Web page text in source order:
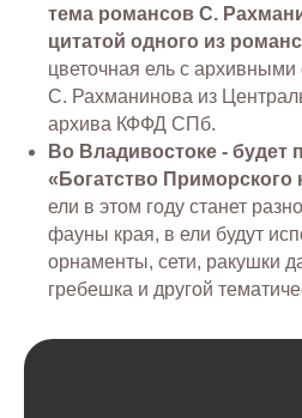
тема романсов С.
цитатой одного из
цветочная ель с
С. Рахманинова из
архива КФФД СПб.
Во Владивостоке - будет
«Богатство Приморского
ели в этом году станет
фауны края, в ели будут
орнаменты, сети, ракушки
гребешка и другой